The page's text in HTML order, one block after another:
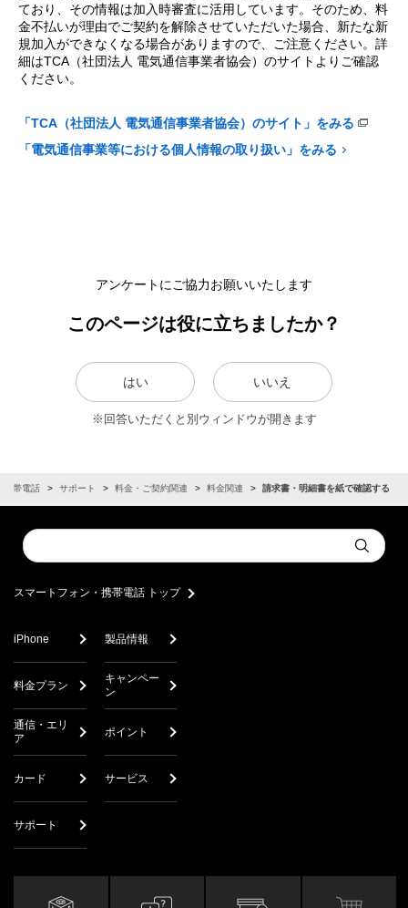
ており、その情報は加入時審査に活用しています。そのため、料
金不払いが理由でご契約を解除させていただいた場合、新たな新
規加入ができなくなる場合がありますので、ご注意ください。詳
細はTCA（社団法人 電気通信事業者協会）のサイトよりご確認
ください。
「TCA（社団法人 電気通信事業者協会）のサイト」をみる
「電気通信事業等における個人情報の取り扱い」をみる
アンケートにご協力お願いいたします
このページは役に立ちましたか？
はい いいえ
※回答いただくと別ウィンドウが開きます
携帯電話 サポート 料金・ご契約関連 料金関連 請求書・明細書を紙で確認する
Conduct
a
Submit
スマートフォン・携帯電話 トップ
iPhone 製品情報
料金プラン
キャンペー
ン
通信・エリ
ア
ポイント
カード サービス
サポート